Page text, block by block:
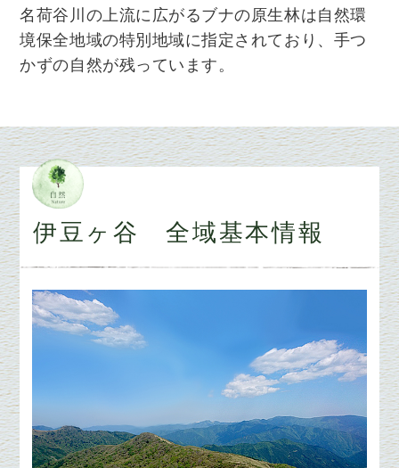
名荷谷川の上流に広がるブナの原生林は自然環
境保全地域の特別地域に指定されており、手つ
かずの自然が残っています。
伊豆ヶ谷 全域基本情報